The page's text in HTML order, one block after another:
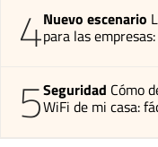
4Nuevo escenario
para las
5Seguridad Cómo
WiFi de mi casa: